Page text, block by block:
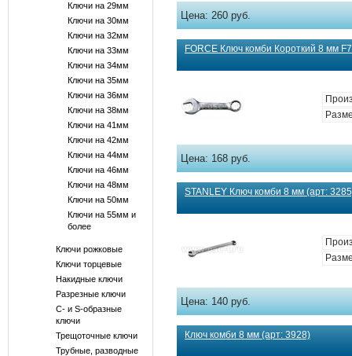
Ключи на 29мм
Ключи на 30мм
Ключи на 32мм
Ключи на 33мм
Ключи на 34мм
Ключи на 35мм
Ключи на 36мм
Ключи на 38мм
Ключи на 41мм
Ключи на 42мм
Ключи на 44мм
Ключи на 46мм
Ключи на 48мм
Ключи на 50мм
Ключи на 55мм и
более
Ключи рожковые
Ключи торцевые
Накидные ключи
Разрезные ключи
С- и S-образные
ключи
Трещоточные ключи
Трубные, разводные
Цена:260 руб.
FORCE Ключ комби Короткий 8 мм
Цена:168 руб.
STANLEY Ключ комби 8 мм (арт:
Цена:140 руб.
Ключ комби 8 мм (арт: 3928)